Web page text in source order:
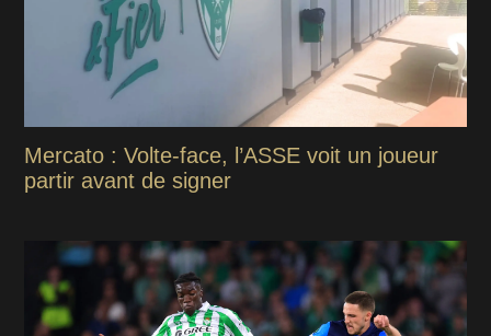
Mercato : Volte-face, l’ASSE voit un joueur
partir avant de signer